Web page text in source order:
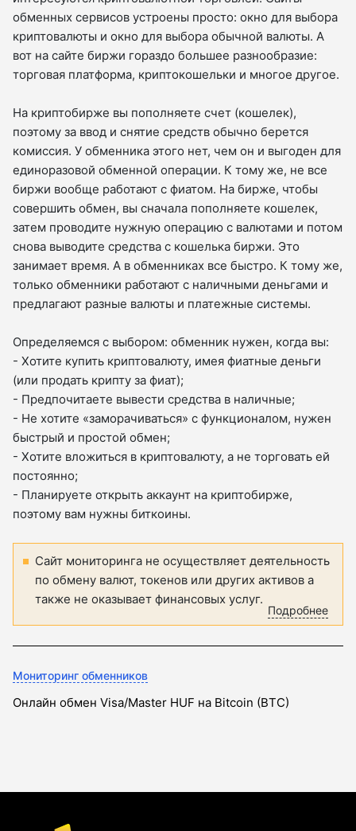
обменных сервисов устроены просто: окно для выбора
криптовалюты и окно для выбора обычной валюты. А
вот на сайте биржи гораздо большее разнообразие:
торговая платформа, криптокошельки и многое другое.
На криптобирже вы пополняете счет (кошелек),
поэтому за ввод и снятие средств обычно берется
комиссия. У обменника этого нет, чем он и выгоден для
единоразовой обменной операции. К тому же, не все
биржи вообще работают с фиатом. На бирже, чтобы
совершить обмен, вы сначала пополняете кошелек,
затем проводите нужную операцию с валютами и потом
снова выводите средства с кошелька биржи. Это
занимает время. А в обменниках все быстро. К тому же,
только обменники работают с наличными деньгами и
предлагают разные валюты и платежные системы.
Определяемся с выбором: обменник нужен, когда вы:
- Хотите купить криптовалюту, имея фиатные деньги
(или продать крипту за фиат);
- Предпочитаете вывести средства в наличные;
- Не хотите «заморачиваться» с функционалом, нужен
быстрый и простой обмен;
- Хотите вложиться в криптовалюту, а не торговать ей
постоянно;
- Планируете открыть аккаунт на криптобирже,
поэтому вам нужны биткоины.
Сайт мониторинга не осуществляет деятельность
по обмену валют, токенов или других активов а
также не оказывает финансовых услуг.
Подробнее
Мониторинг обменников
Онлайн обмен Visa/Master HUF на Bitcoin (BTC)